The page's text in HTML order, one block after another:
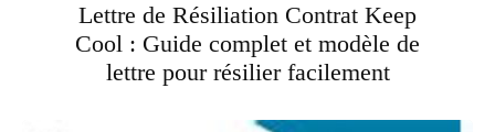
Lettre de Résiliation Contrat Keep
Cool : Guide complet et modèle de
lettre pour résilier facilement